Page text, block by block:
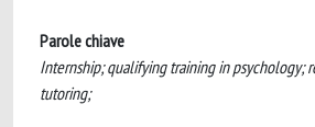
Parole chiave
Internship; qualifying training in psychology;
tutoring;